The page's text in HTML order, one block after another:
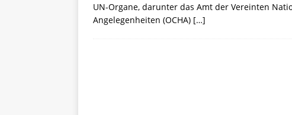
UN-Organe, darunter das Amt der Vereinten
Angelegenheiten (OCHA) […]